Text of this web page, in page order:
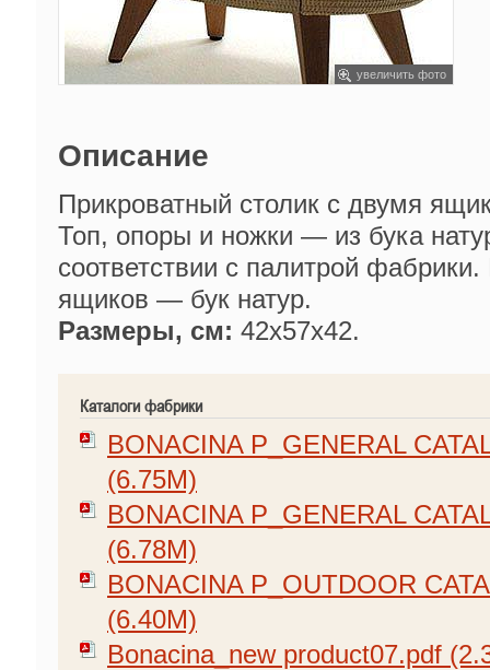
увеличить фото
Описание
Прикроватный столик с двумя
Топ, опоры и ножки — из бука
соответствии с палитрой
ящиков — бук натур.
Размеры, см: 42x57x42.
Каталоги фабрики
BONACINA P_GENERAL
(6.75M)
BONACINA P_GENERAL
(6.78M)
BONACINA P_OUTDOOR
(6.40M)
Bonacina_new product07.pdf